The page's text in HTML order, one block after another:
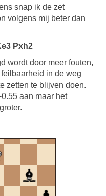
snap ik de zet
volgens mij beter dan
Pxh2
wordt door meer fouten,
in de weg
zetten te blijven doen.
aan maar het